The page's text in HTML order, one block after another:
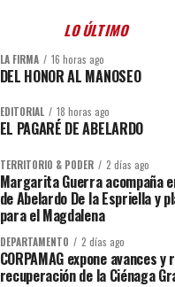
LO ÚLTIMO
LA FIRMA 16 horas ago
DEL HONOR AL MANOSEO
EDITORIAL 18 horas ago
EL PAGARÉ DE ABELARDO
TERRITORIO & PODER 2 días ago
Margarita Guerra acompaña
de Abelardo De la Espriella y
para el Magdalena
DEPARTAMENTO 2 días ago
CORPAMAG expone avances
recuperación de la Ciénaga